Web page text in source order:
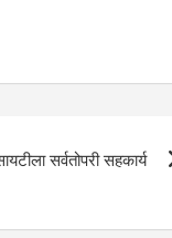
सर्वतोपरी सहकार्य